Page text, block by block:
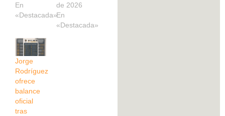
En
«Destacada»
de 2026
En
«Destacada»
Jorge
Rodríguez
ofrece
balance
oficial
tras